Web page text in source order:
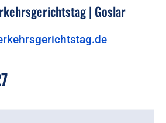
| Goslar